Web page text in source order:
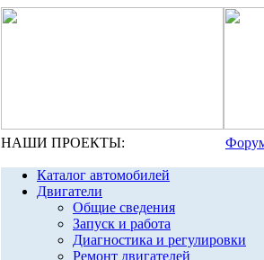
НАШИ ПРОЕКТЫ:
Каталог автомобилей
Двигатели
Общие сведения
Запуск и работа
Диагностика и регулировки
Ремонт двигателей